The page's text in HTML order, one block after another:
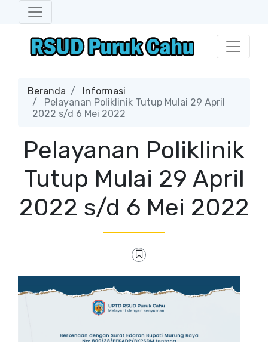
Beranda
Informasi
Pelayanan Poliklinik Tutup Mulai 29 April
2022 s/d 6 Mei 2022
Pelayanan Poliklinik
Tutup Mulai 29 April
2022 s/d 6 Mei 2022